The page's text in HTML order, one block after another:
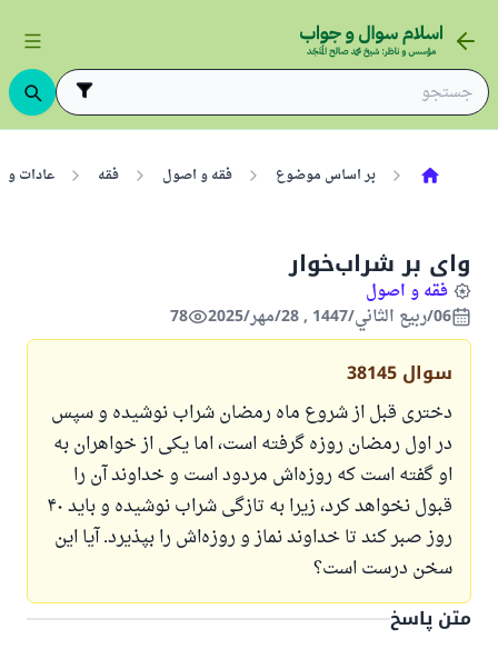
بر اساس موضوع فقه و اصول فقه عادات
وای بر شراب‌خوار
فقه و اصول
06/ربيع الثاني/1447 , 28/مهر/2025
78
سوال 38145
دختری قبل از شروع ماه رمضان شراب نوشیده و سپس
در اول رمضان روزه گرفته است، اما یکی از خواهران به
او گفته است که روزه‌اش مردود است و خداوند آن را
قبول نخواهد کرد، زیرا به تازگی شراب نوشیده و باید ۴۰
روز صبر کند تا خداوند نماز و روزه‌اش را بپذیرد. آیا این
سخن درست است؟
متن پاسخ